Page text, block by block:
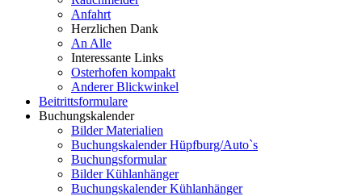
Anfahrt
Herzlichen Dank
An Alle
Interessante Links
Osterhofen kompakt
Anderer Blickwinkel
Beitrittsformulare
Buchungskalender
Bilder Materialien
Buchungskalender Hüpfburg/Auto`s
Buchungsformular
Bilder Kühlanhänger
Buchungskalender Kühlanhänger